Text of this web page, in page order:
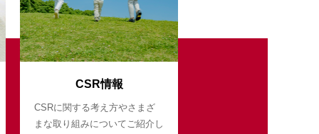
CSR情報
CSRに関する考え方やさまざ
まな取り組みについてご紹介し